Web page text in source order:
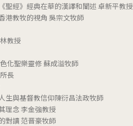
經》經典在華的漢譯和闡述 卓新平教授
港教牧的視角 吳宗文牧師
教授
化聖樂靈修 蘇成溢牧師
長
生與基督教信仰陳衍昌法政牧師
理念 李金強教授
對讀 范晋豪牧師